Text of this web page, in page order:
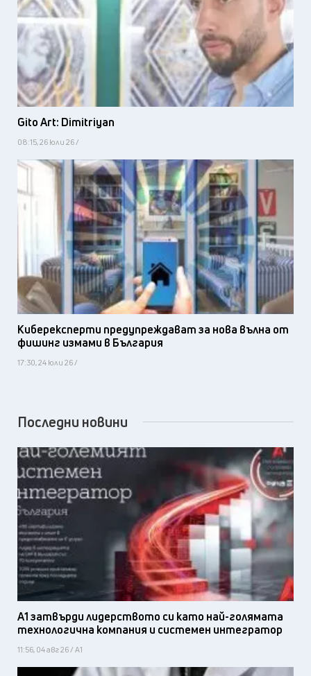
Gito Art: Dimitriyan
08:15, 26 юли 26 /
Киберексперти предупреждават за нова вълна от
фишинг измами в България
17:30, 24 юли 26 /
Последни новини
А1 затвърди лидерството си като най-голямата
технологична компания и системен интегратор
11:56, 04 авг 26 / А1